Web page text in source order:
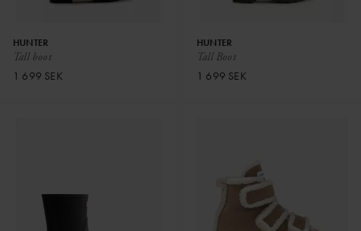
Tall boot
HUNTER
1 699 SEK
Tall Boot
HUNTER
1 699 SEK